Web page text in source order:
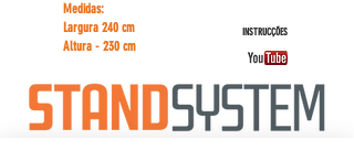
INSTRUCÇÕES
Medidas:
Largura 240 cm
Altura - 230 cm